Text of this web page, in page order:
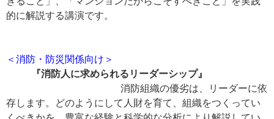
的に解説する講演です。
＜消防・防災関係向け＞
『消防人に求められるリーダーシップ』
消防組織の優劣は、リーダーに依
存します。どのようにして人財を育て、組織をつくってい